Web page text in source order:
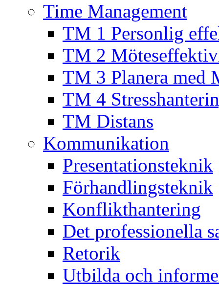
Time Management
TM 1 Personlig
TM 2
TM 3 Planera med
TM 4
TM Distans
Kommunikation
Presentationsteknik
Förhandlingsteknik
Konflikthantering
Det professionella
Retorik
Utbilda och